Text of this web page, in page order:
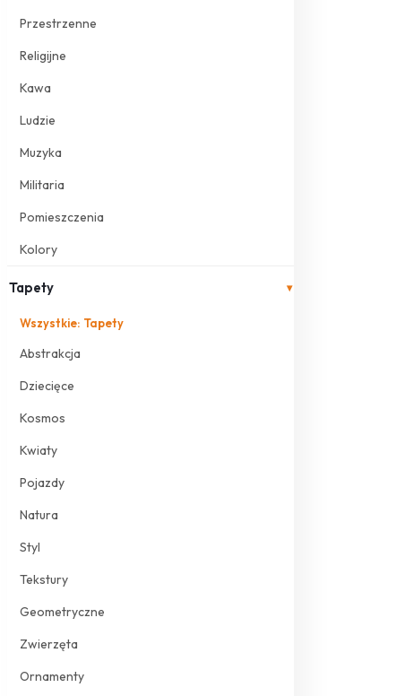
Przestrzenne
Religijne
Kawa
Ludzie
Muzyka
Militaria
Pomieszczenia
Kolory
Tapety ▾
Wszystkie: Tapety
Abstrakcja
Dziecięce
Kosmos
Kwiaty
Pojazdy
Natura
Styl
Tekstury
Geometryczne
Zwierzęta
Ornamenty